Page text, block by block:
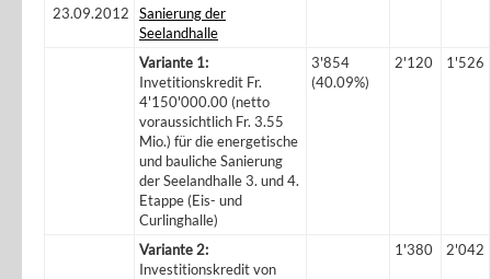
23.09.2012
Sanierung der
Seelandhalle
Variante 1:
Invetitionskredit Fr.
4'150'000.00 (netto
voraussichtlich Fr. 3.55
Mio.) für die energetische
und bauliche Sanierung
der Seelandhalle 3. und 4.
Etappe (Eis- und
Curlinghalle)
3'854
(40.09%)
2'120 1'526
Variante 2:
Investitionskredit von
1'380 2'042